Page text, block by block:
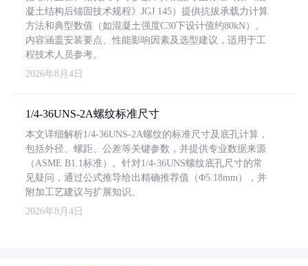
凝土结构后锚固技术规程》JGJ 145）提供抗拔承载力计算
方法和典型数值（如混凝土强度C30下设计值约80kN）。
内容涵盖安装要点、性能影响因素及选型建议，适用于工
程技术人员参考。
2026年8月4日
1/4-36UNS-2A螺纹标准尺寸
本文详细解析1/4-36UNS-2A螺纹的标准尺寸及底孔计算，
包括外径、螺距、公差等关键参数，并提供专业数据来源
（ASME B1.1标准）。针对1/4-36UNS螺纹底孔尺寸的常
见疑问，通过公式推导给出精确推荐值（Φ5.18mm），并
附加工艺建议与扩展知识。
2026年8月4日